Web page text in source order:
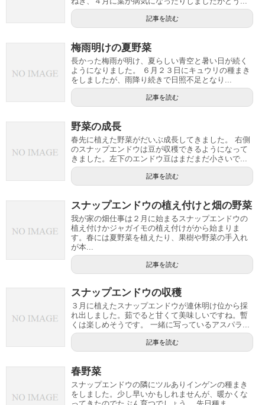
記事を読む
梅雨明けの夏野菜
長かった梅雨が明け、夏らしい青空と暑い日が続く
ようになりました。 ６月２３日にキュウリの種まき
をしましたが、雨降り続きで日照不足となり...
記事を読む
野菜の成長
春先に植えた野菜がだいぶ成長してきました。 右側
のスナップエンドウは豆が収穫できるようになって
きました。左下のエンドウ豆はまだまだ小さいで...
記事を読む
スナップエンドウの植え付けと畑の野菜
我が家の畑仕事は２月に始まるスナップエンドウの
植え付けかジャガイモの植え付けがから始まりま
す。春には夏野菜を植えたり、果樹や野菜の手入れ
が本...
記事を読む
スナップエンドウの収穫
３月に植えたスナップエンドウが連休明け位から採
れ出しました。茹でると甘くて美味しいですね。暫
くは楽しめそうです。 一緒に写っているアスパラ...
記事を読む
春野菜
スナップエンドウの隣にツルありインゲンの種まき
をしました。少し早いかもしれませんが、暖かくな